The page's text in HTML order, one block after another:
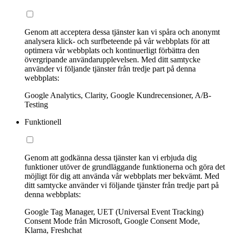
Genom att acceptera dessa tjänster kan vi spåra och anonymt
analysera klick- och surfbeteende på vår webbplats för att
optimera vår webbplats och kontinuerligt förbättra den
övergripande användarupplevelsen. Med ditt samtycke
använder vi följande tjänster från tredje part på denna
webbplats:
Google Analytics, Clarity, Google Kundrecensioner, A/B-
Testing
Funktionell
Genom att godkänna dessa tjänster kan vi erbjuda dig
funktioner utöver de grundläggande funktionerna och göra det
möjligt för dig att använda vår webbplats mer bekvämt. Med
ditt samtycke använder vi följande tjänster från tredje part på
denna webbplats:
Google Tag Manager, UET (Universal Event Tracking)
Consent Mode från Microsoft, Google Consent Mode,
Klarna, Freshchat